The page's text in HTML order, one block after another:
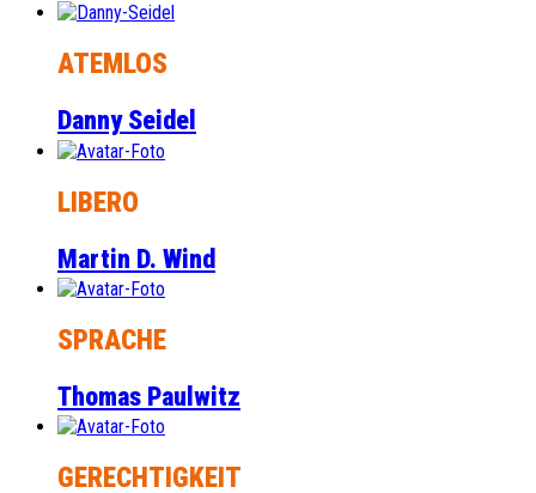
ATEMLOS
Danny Seidel
LIBERO
Martin D. Wind
SPRACHE
Thomas Paulwitz
GERECHTIGKEIT